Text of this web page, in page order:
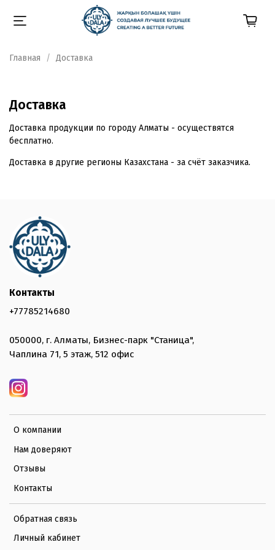
Главная Доставка
Доставка
Доставка продукции по городу Алматы - осуществятся
бесплатно.
Доставка в другие регионы Казахстана - за счёт заказчика.
О компании
Нам доверяют
Отзывы
Контакты
Обратная связь
Личный кабинет
Контакты
+77785214680
050000, г. Алматы, Бизнес-парк "Станица",
Чаплина 71, 5 этаж, 512 офис